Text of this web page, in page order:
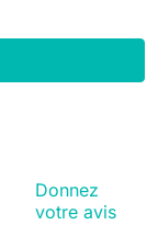
Donnez
votre avis